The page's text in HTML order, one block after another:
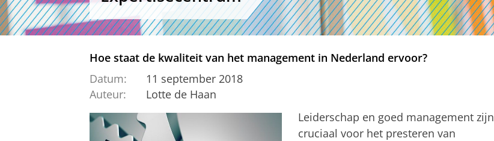
Hoe staat de kwaliteit van het management in Nederland ervoor?
Datum:
11 september 2018
Auteur:
Lotte de Haan
Leiderschap en goed management zijn
cruciaal voor het presteren van